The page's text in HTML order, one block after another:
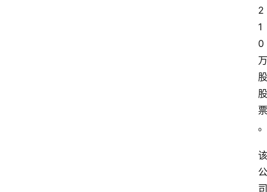
2
1
0
万
股
股
票
。
该
公
司